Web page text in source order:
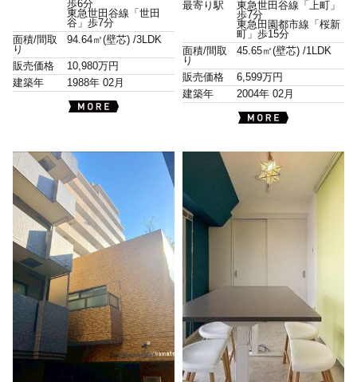
歩6分
東急世田谷線「世田
谷」歩7分
面積/間取
り
94.64㎡(壁芯) /3LDK
販売価格
10,980万円
建築年
1988年 02月
最寄り駅
東急世田谷線「上町」
歩7分
東急田園都市線「桜新
町」歩15分
面積/間取
り
45.65㎡(壁芯) /1LDK
販売価格
6,599万円
建築年
2004年 02月